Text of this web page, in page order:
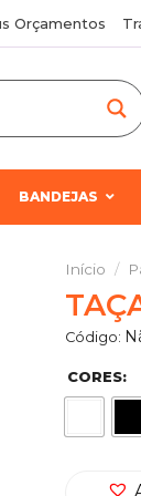
Orçamentos
BANDEJAS
Início /
Código:
CORES: